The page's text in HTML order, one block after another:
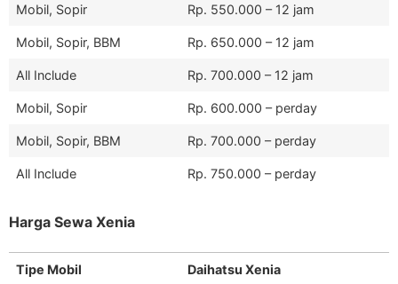
Mobil, Sopir Rp. 550.000 – 12 jam
Mobil, Sopir, BBM Rp. 650.000 – 12 jam
All Include Rp. 700.000 – 12 jam
Mobil, Sopir Rp. 600.000 – perday
Mobil, Sopir, BBM Rp. 700.000 – perday
All Include Rp. 750.000 – perday
Harga Sewa Xenia
Tipe Mobil Daihatsu Xenia